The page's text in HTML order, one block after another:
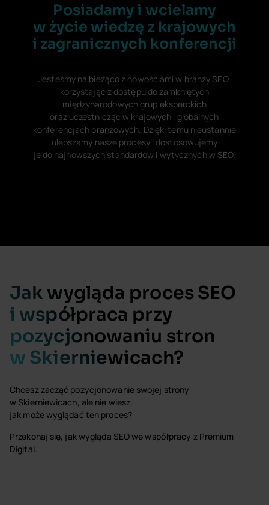
Posiadamy i wcielamy
w życie wiedzę z krajowych
i zagranicznych konferencji
Jesteśmy na bieżąco z nowościami w branży SEO,
korzystając z dostępu do zamkniętych
międzynarodowych grup eksperckich
oraz uczestnicząc w krajowych i globalnych
konferencjach branżowych. Dzięki temu nieustannie
ulepszamy nasze procesy i dostosowujemy
je do najnowszych standardów i wytycznych w SEO.
Jak wygląda proces SEO
i współpraca przy
pozycjonowaniu stron
w Skierniewicach?
Chcesz zacząć pozycjonowanie swojej strony
w Skierniewicach, ale nie wiesz,
jak może wyglądać ten proces?
Przekonaj się, jak wygląda SEO we współpracy z Premium
Digital.